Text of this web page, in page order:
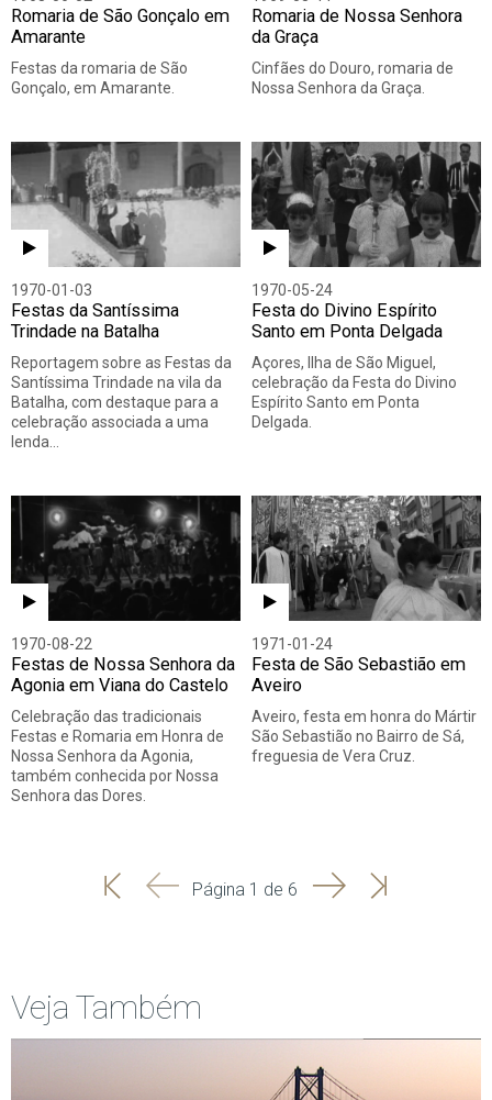
Romaria de São Gonçalo em
Amarante
Festas da romaria de São
Gonçalo, em Amarante.
Romaria de Nossa Senhora
da Graça
Cinfães do Douro, romaria de
Nossa Senhora da Graça.
1970-01-03
Festas da Santíssima
Trindade na Batalha
Reportagem sobre as Festas da
Santíssima Trindade na vila da
Batalha, com destaque para a
celebração associada a uma
lenda…
1970-05-24
Festa do Divino Espírito
Santo em Ponta Delgada
Açores, Ilha de São Miguel,
celebração da Festa do Divino
Espírito Santo em Ponta
Delgada.
1970-08-22
Festas de Nossa Senhora da
Agonia em Viana do Castelo
Celebração das tradicionais
Festas e Romaria em Honra de
Nossa Senhora da Agonia,
também conhecida por Nossa
Senhora das Dores.
1971-01-24
Festa de São Sebastião em
Aveiro
Aveiro, festa em honra do Mártir
São Sebastião no Bairro de Sá,
freguesia de Vera Cruz.
'
'
Página 1 de 6 SeguinteÚltima
Veja Também